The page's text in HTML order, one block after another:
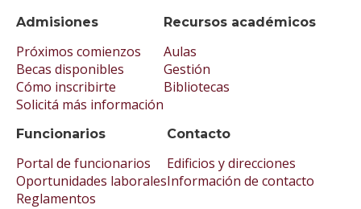
Admisiones
Próximos comienzos
Becas disponibles
Cómo inscribirte
Solicitá más información
Recursos académicos
Aulas
Gestión
Bibliotecas
Funcionarios
Portal de funcionarios
Oportunidades laborales
Reglamentos
Contacto
Edificios y direcciones
Información de contacto